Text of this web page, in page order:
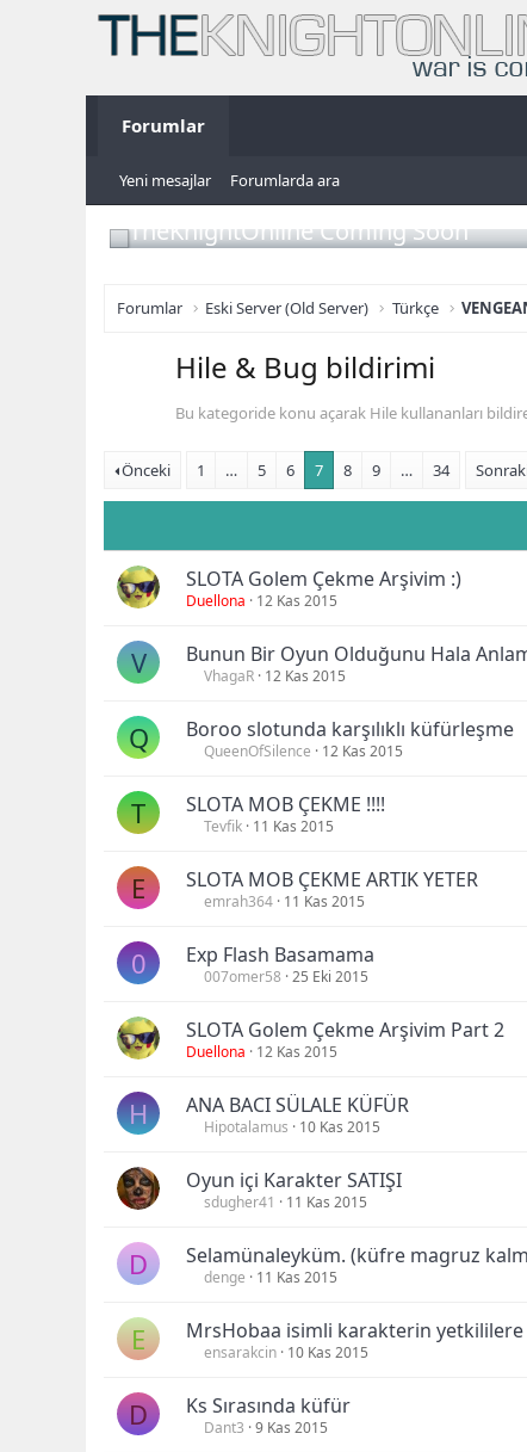
Forumlar
Yeni mesajlar Forumlarda ara
TheKnightOnline Coming Soon
Forumlar Eski Server (Old Server) Türkçe
Hile & Bug bildirimi
Bu kategoride konu açarak Hile kullananları
Önceki 1 … 5 6 7 8 9 … 34
SLOTA Golem Çekme Arşivim :)
Duellona 12 Kas 2015
V Bunun Bir Oyun Olduğunu Hala
VhagaR 12 Kas 2015
Q Boroo slotunda karşılıklı küfürleşme
QueenOfSilence 12 Kas 2015
T SLOTA MOB ÇEKME !!!!
Tevfik 11 Kas 2015
E SLOTA MOB ÇEKME ARTIK YETER
emrah364 11 Kas 2015
0 Exp Flash Basamama
007omer58 25 Eki 2015
SLOTA Golem Çekme Arşivim Part 2
Duellona 12 Kas 2015
H ANA BACI SÜLALE KÜFÜR
Hipotalamus 10 Kas 2015
Oyun içi Karakter SATIŞI
sdugher41 11 Kas 2015
D Selamünaleyküm. (küfre magruz
denge 11 Kas 2015
E MrsHobaa isimli karakterin yetkililere
ensarakcin 10 Kas 2015
D Ks Sırasında küfür
Dant3 9 Kas 2015